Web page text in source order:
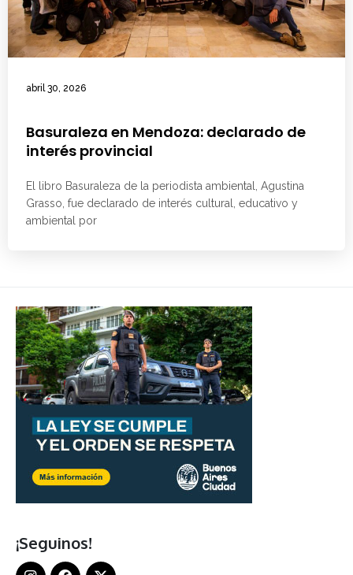
abril 30, 2026
Basuraleza en Mendoza: declarado de
interés provincial
El libro Basuraleza de la periodista ambiental, Agustina
Grasso, fue declarado de interés cultural, educativo y
ambiental por
¡Seguinos!